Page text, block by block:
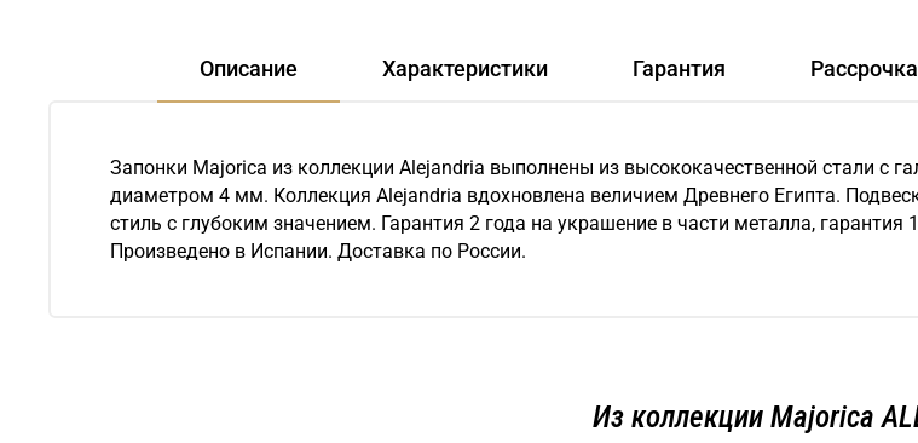
Описание Характеристики Гарантия Рассрочка
Запонки Majorica из коллекции Alejandria выполнены из высококачественной стали с
диаметром 4 мм. Коллекция Alejandria вдохновлена величием Древнего Египта.
стиль с глубоким значением. Гарантия 2 года на украшение в части металла,
Произведено в Испании. Доставка по России.
Из коллекции Majorica